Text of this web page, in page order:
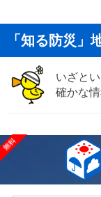
「知る防災」
いざと
確かな